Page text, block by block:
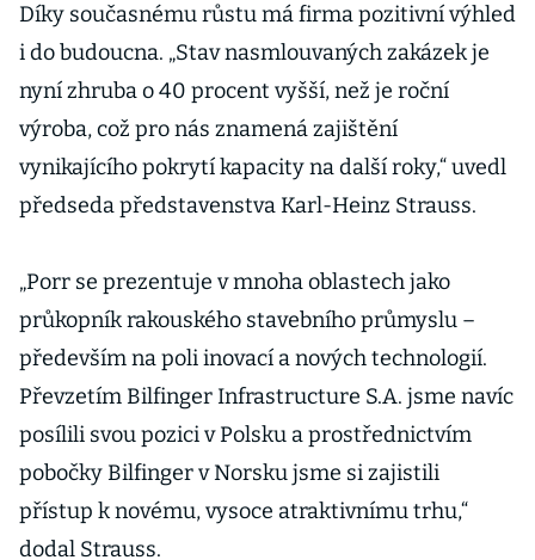
Díky současnému růstu má firma pozitivní výhled
i do budoucna. „Stav nasmlouvaných zakázek je
nyní zhruba o 40 procent vyšší, než je roční
výroba, což pro nás znamená zajištění
vynikajícího pokrytí kapacity na další roky,“ uvedl
předseda představenstva Karl-Heinz Strauss.
„Porr se prezentuje v mnoha oblastech jako
průkopník rakouského stavebního průmyslu –
především na poli inovací a nových technologií.
Převzetím Bilfinger Infrastructure S.A. jsme navíc
posílili svou pozici v Polsku a prostřednictvím
pobočky Bilfinger v Norsku jsme si zajistili
přístup k novému, vysoce atraktivnímu trhu,“
dodal Strauss.